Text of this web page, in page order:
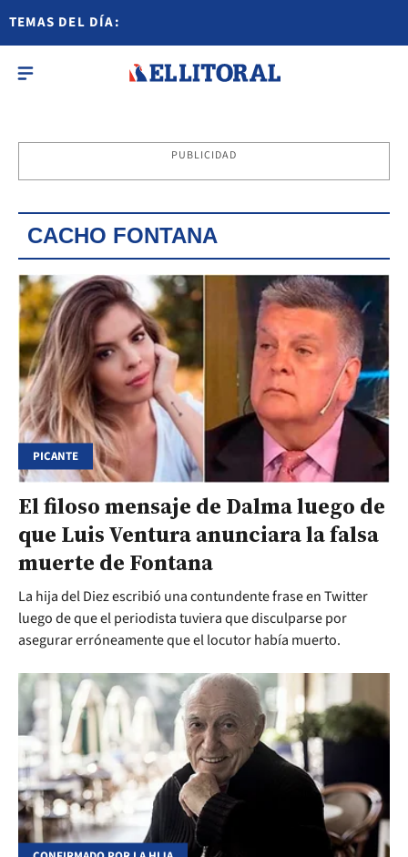
TEMAS DEL DÍA:
PUBLICIDAD
CACHO FONTANA
PICANTE
El filoso mensaje de Dalma luego de
que Luis Ventura anunciara la falsa
muerte de Fontana
La hija del Diez escribió una contundente frase en Twitter
luego de que el periodista tuviera que disculparse por
asegurar erróneamente que el locutor había muerto.